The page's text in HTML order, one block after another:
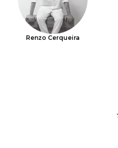
Renzo Cerqueira